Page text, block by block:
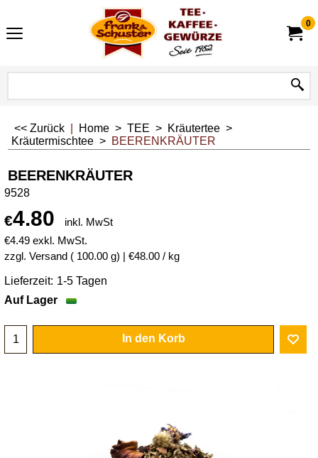
0
<< Zurück Home > TEE > Kräutertee >
Kräutermischtee > BEERENKRÄUTER
BEERENKRÄUTER
9528
€4.80
inkl. MwSt
€4.49 exkl. MwSt.
zzgl. Versand
100.00 g €48.00 / kg
Lieferzeit: 1-5 Tagen
Auf Lager
In den Korb